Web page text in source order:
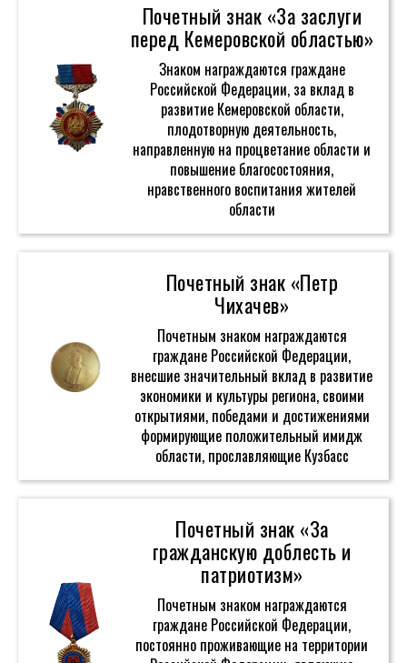
Почетный знак «За заслуги
перед Кемеровской областью»
Знаком награждаются граждане
Российской Федерации, за вклад в
развитие Кемеровской области,
плодотворную деятельность,
направленную на процветание области и
повышение благосостояния,
нравственного воспитания жителей
области
Почетный знак «Петр
Чихачев»
Почетным знаком награждаются
граждане Российской Федерации,
внесшие значительный вклад в развитие
экономики и культуры региона, своими
открытиями, победами и достижениями
формирующие положительный имидж
области, прославляющие Кузбасс
Почетный знак «За
гражданскую доблесть и
патриотизм»
Почетным знаком награждаются
граждане Российской Федерации,
постоянно проживающие на территории